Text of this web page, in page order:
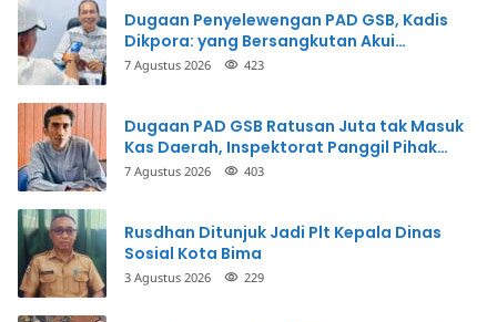
Dugaan Penyelewengan PAD GSB, Kadis
Dikpora: yang Bersangkutan Akui
Perbuatannya dan Siap Mengembalikan
7 Agustus 2026 423
Dugaan PAD GSB Ratusan Juta tak Masuk
Kas Daerah, Inspektorat Panggil Pihak
Terkait
7 Agustus 2026 403
Rusdhan Ditunjuk Jadi Plt Kepala Dinas
Sosial Kota Bima
3 Agustus 2026 229